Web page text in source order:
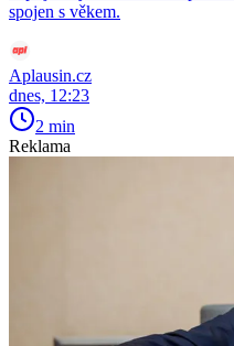
spojen s věkem.
Aplausin.cz
dnes, 12:23
2 min
Reklama